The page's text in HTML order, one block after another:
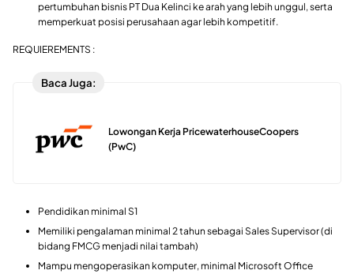
pertumbuhan bisnis PT Dua Kelinci ke arah yang lebih unggul, serta
memperkuat posisi perusahaan agar lebih kompetitif.
REQUIEREMENTS :
Baca Juga:
Lowongan Kerja PricewaterhouseCoopers
(PwC)
Pendidikan minimal S1
Memiliki pengalaman minimal 2 tahun sebagai Sales Supervisor (di
bidang FMCG menjadi nilai tambah)
Mampu mengoperasikan komputer, minimal Microsoft Office